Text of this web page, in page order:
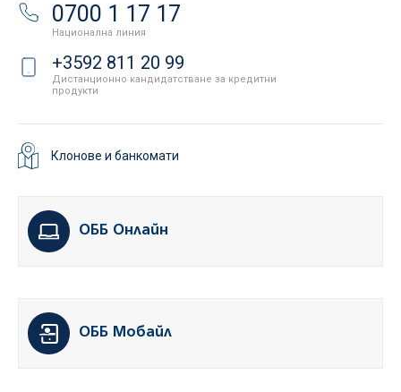
0700 1 17 17
Национална линия
+3592 811 20 99
Дистанционно кандидатстване за кредитни
продукти
Клонове и банкомати
ОББ Онлайн
ОББ Мобайл